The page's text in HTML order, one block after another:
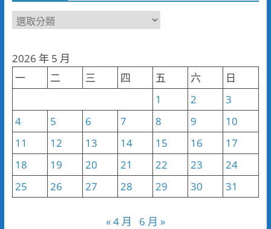
新
類
2026 年 5 月
一
二 三 四 五 六
日
1
2
3
4
5 6 7 8 9
10
11
12 13 14 15 16
17
18
19 20 21 22 23
24
25
26 27 28 29 30 31
« 4 月 6 月 »